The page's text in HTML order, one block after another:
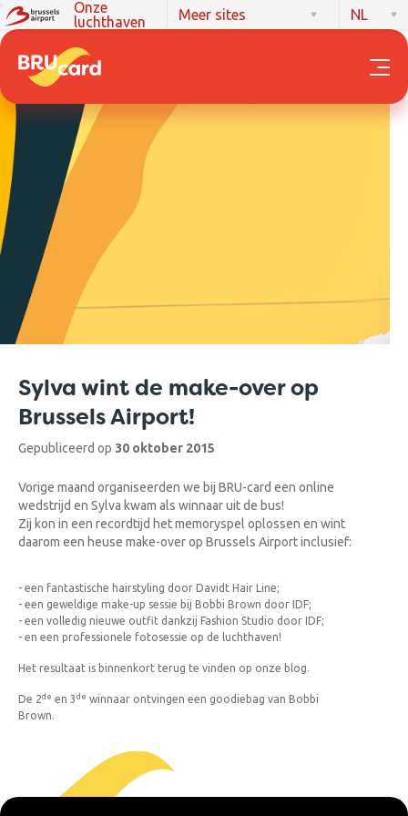
Onze
luchthaven
Meer sites NL
Sylva wint de make-over op
Brussels Airport!
Gepubliceerd op 30 oktober 2015
Vorige maand organiseerden we bij BRU-card een online
wedstrijd en Sylva kwam als winnaar uit de bus!
Zij kon in een recordtijd het memoryspel oplossen en wint
daarom een heuse make-over op Brussels Airport inclusief:
- een fantastische hairstyling door Davidt Hair Line;
- een geweldige make-up sessie bij Bobbi Brown door IDF;
- een volledig nieuwe outfit dankzij Fashion Studio door IDF;
- en een professionele fotosessie op de luchthaven!
Het resultaat is binnenkort terug te vinden op onze blog.
De 2de en 3 de winnaar ontvingen een goodiebag van Bobbi
Brown.